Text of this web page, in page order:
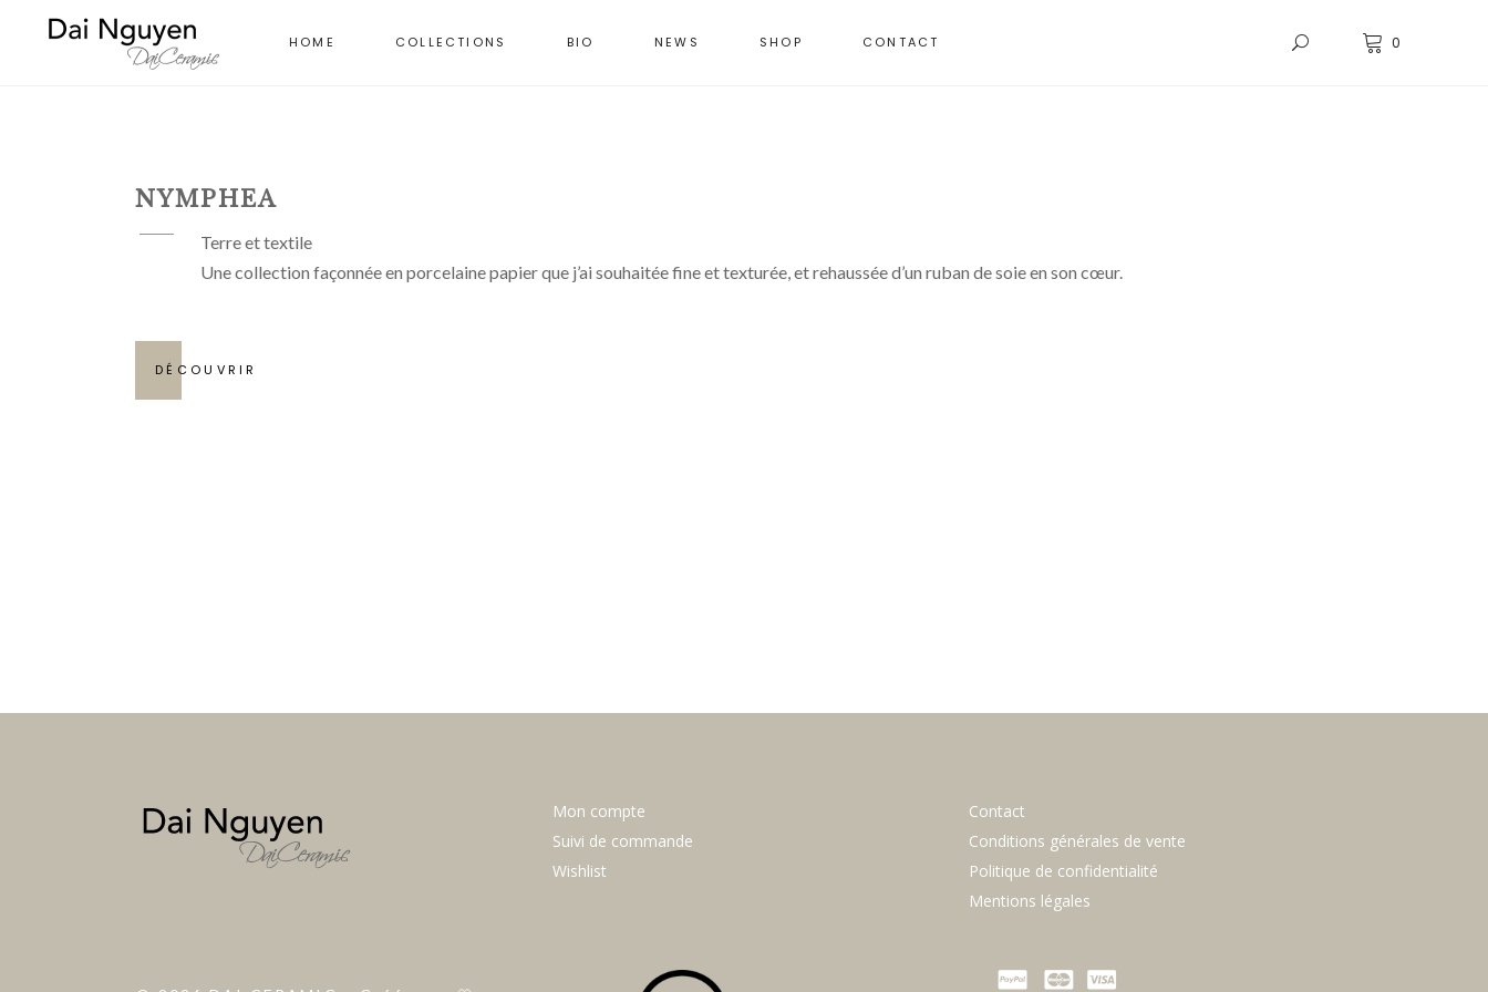
HOME COLLECTIONS BIO NEWS SHOP CONTACT 0
NYMPHEA
Terre et textile
Une collection façonnée en porcelaine papier que j’ai souhaitée fine et texturée, et rehaussée d’un ruban de soie en son cœur.
DÉCOUVRIR
Mon compte
Suivi de commande
Wishlist
Contact
Conditions générales de vente
Politique de confidentialité
Mentions légales